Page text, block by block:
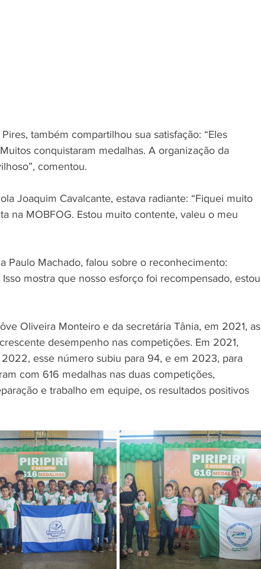
também compartilhou sua satisfação: “Eles
conquistaram medalhas. A organização da
comentou.
Joaquim Cavalcante, estava radiante: “Fiquei muito
na MOBFOG. Estou muito contente, valeu o meu
Paulo Machado, falou sobre o reconhecimento:
mostra que nosso esforço foi recompensado, estou
Oliveira Monteiro e da secretária Tânia, em 2021, as
desempenho nas competições. Em 2021,
esse número subiu para 94, e em 2023, para
com 616 medalhas nas duas competições,
e trabalho em equipe, os resultados positivos